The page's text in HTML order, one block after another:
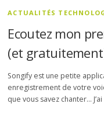
ACTUALITÉS
Ecoutez mon
(et
Songify est une petite
enregistrement de votre
que vous savez chanter…